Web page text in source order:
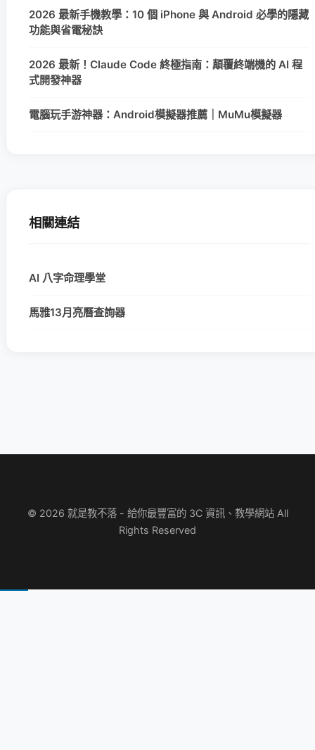
2026 最新手機教學：10 個 iPhone 與 Android 必學的隱藏
功能與省電秘訣
2026 最新！Claude Code 終極指南：顛覆終端機的 AI 程
式開發神器
電腦玩手游神器：Android模擬器推薦｜MuMu模擬器
相關連結
AI 八字命理學堂
馬雅13月亮曆查詢器
© 2026 就是教不落 - 給你最豐富的 3C 資訊、教學網站 All
Rights Reserved